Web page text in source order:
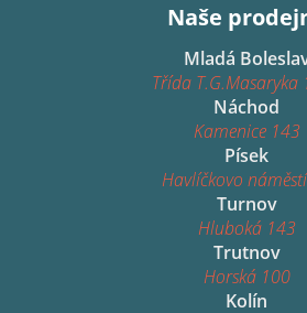
Naše
Mladá
Třída T.G.Masaryka
Náchod
Kamenice 143
Písek
Havlíčkovo
Turnov
Hluboká 143
Trutnov
Horská 100
Kolín